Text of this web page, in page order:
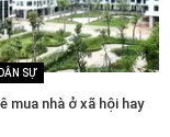
SỰ
mua nhà ở xã hội hay